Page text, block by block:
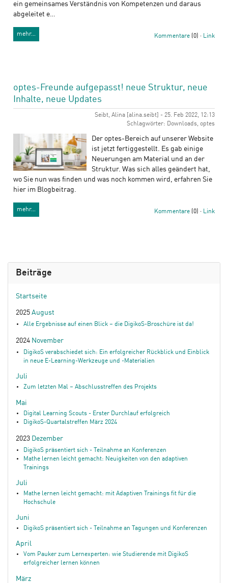
ein gemeinsames Verständnis von Kompetenzen und daraus
abgeleitet e…
mehr… Kommentare (0) · Link
optes-Freunde aufgepasst! neue Struktur, neue
Inhalte, neue Updates
Seibt, Alina [alina.seibt] - 25. Feb 2022, 12:13
Schlagwörter: Downloads, optes
Der optes-Bereich auf unserer Website
ist jetzt fertiggestellt. Es gab einige
Neuerungen am Material und an der
Struktur. Was sich alles geändert hat,
wo Sie nun was finden und was noch kommen wird, erfahren Sie
hier im Blogbeitrag.
mehr… Kommentare (0) · Link
Beiträge
Startseite
2025 August
Alle Ergebnisse auf einen Blick – die DigikoS-Broschüre ist da!
2024 November
DigikoS verabschiedet sich: Ein erfolgreicher Rückblick und Einblick
in neue E-Learning-Werkzeuge und -Materialien
Juli
Zum letzten Mal – Abschlusstreffen des Projekts
Mai
Digital Learning Scouts - Erster Durchlauf erfolgreich
DigikoS-Quartalstreffen März 2024
2023 Dezember
DigikoS präsentiert sich - Teilnahme an Konferenzen
Mathe lernen leicht gemacht: Neuigkeiten von den adaptiven
Trainings
Juli
Mathe lernen leicht gemacht: mit Adaptiven Trainings fit für die
Hochschule
Juni
DigikoS präsentiert sich - Teilnahme an Tagungen und Konferenzen
April
Vom Pauker zum Lernexperten: wie Studierende mit DigikoS
erfolgreicher lernen können
März